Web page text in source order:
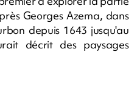
Georges Azema, dans
depuis 1643 jusqu'au
décrit des paysages